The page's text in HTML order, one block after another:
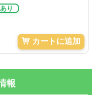
り
カートに追加
報